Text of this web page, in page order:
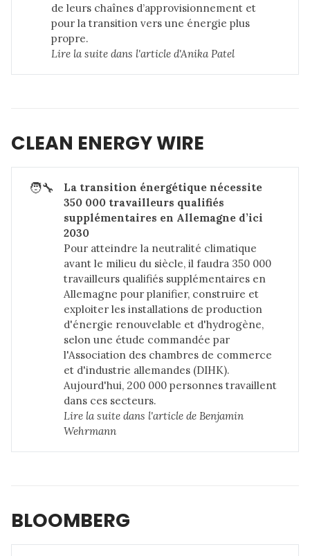
de leurs chaînes d’approvisionnement et
pour la transition vers une énergie plus
propre.
Lire la suite dans l'article d'Anika Patel
CLEAN ENERGY WIRE
🧑‍🔧
La transition énergétique nécessite
350 000 travailleurs qualifiés
supplémentaires en Allemagne d’ici
2030
Pour atteindre la neutralité climatique
avant le milieu du siècle, il faudra 350 000
travailleurs qualifiés supplémentaires en
Allemagne pour planifier, construire et
exploiter les installations de production
d'énergie renouvelable et d'hydrogène,
selon une étude commandée par
l'Association des chambres de commerce
et d'industrie allemandes (DIHK).
Aujourd'hui, 200 000 personnes travaillent
dans ces secteurs.
Lire la suite dans l'article de Benjamin
Wehrmann
BLOOMBERG